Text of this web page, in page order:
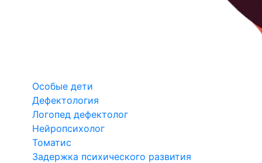
Особые дети
Дефектология
Логопед дефектолог
Нейропсихолог
Томатис
Задержка психического развития